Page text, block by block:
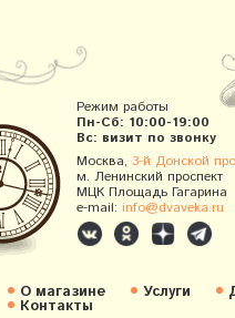
Режим работы
Пн-Сб: 10:00-19:00
Вс: визит по звонку
Москва, 3-й Донской
м. Ленинский проспект
МЦК Площадь Гагарина
e-mail: info@dvaveka.ru
О магазине Услуги
Контакты